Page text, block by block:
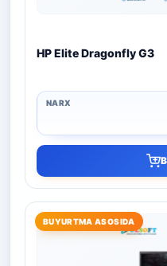
HP Elite Dragonfly G3
BUYURTMA ASOSIDA